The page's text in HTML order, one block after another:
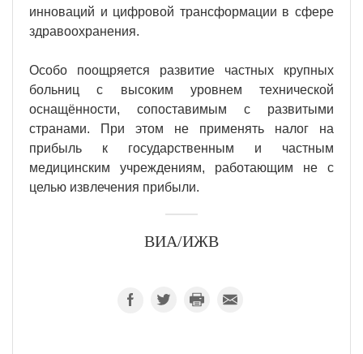
инноваций и цифровой трансформации в сфере
здравоохранения.
Особо поощряется развитие частных крупных
больниц с высоким уровнем технической
оснащённости, сопоставимым с развитыми
странами. При этом не применять налог на
прибыль к государственным и частным
медицинским учреждениям, работающим не с
целью извлечения прибыли.
ВИА/ИЖВ